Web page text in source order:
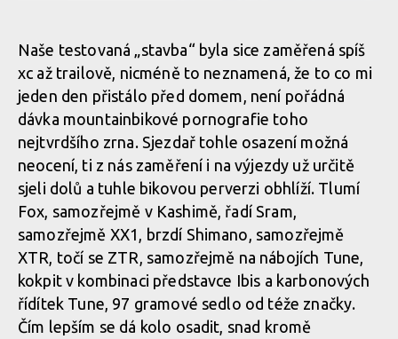
Naše testovaná „stavba“ byla sice zaměřená spíš
xc až trailově, nicméně to neznamená, že to co mi
jeden den přistálo před domem, není pořádná
dávka mountainbikové pornografie toho
nejtvrdšího zrna. Sjezdař tohle osazení možná
neocení, ti z nás zaměření i na výjezdy už určitě
sjeli dolů a tuhle bikovou perverzi obhlíží. Tlumí
Fox, samozřejmě v Kashimě, řadí Sram,
samozřejmě XX1, brzdí Shimano, samozřejmě
XTR, točí se ZTR, samozřejmě na nábojích Tune,
kokpit v kombinaci představce Ibis a karbonových
řídítek Tune, 97 gramové sedlo od téže značky.
Čím lepším se dá kolo osadit, snad kromě